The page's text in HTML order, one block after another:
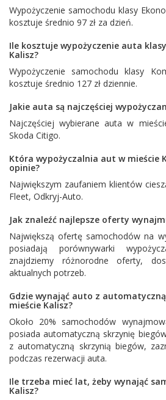
Wypożyczenie samochodu klasy
kosztuje średnio 97 zł za dzień.
Ile kosztuje wypożyczenie auta
Kalisz?
Wypożyczenie samochodu klasy
kosztuje średnio 127 zł dziennie.
Jakie auta są najczęściej
Najczęściej wybierane auta w
Skoda Citigo.
Która wypożyczalnia aut w mieście
opinie?
Największym zaufaniem klientów
Fleet, Odkryj-Auto.
Jak znaleźć najlepsze oferty
Największą ofertę samochodów na
posiadają porównywarki
znajdziemy różnorodne oferty,
aktualnych potrzeb.
Gdzie wynająć auto z
mieście Kalisz?
Około 20% samochodów
posiada automatyczną skrzynię
z automatyczną skrzynią biegów,
podczas rezerwacji auta.
Ile trzeba mieć lat, żeby wynająć
Kalisz?